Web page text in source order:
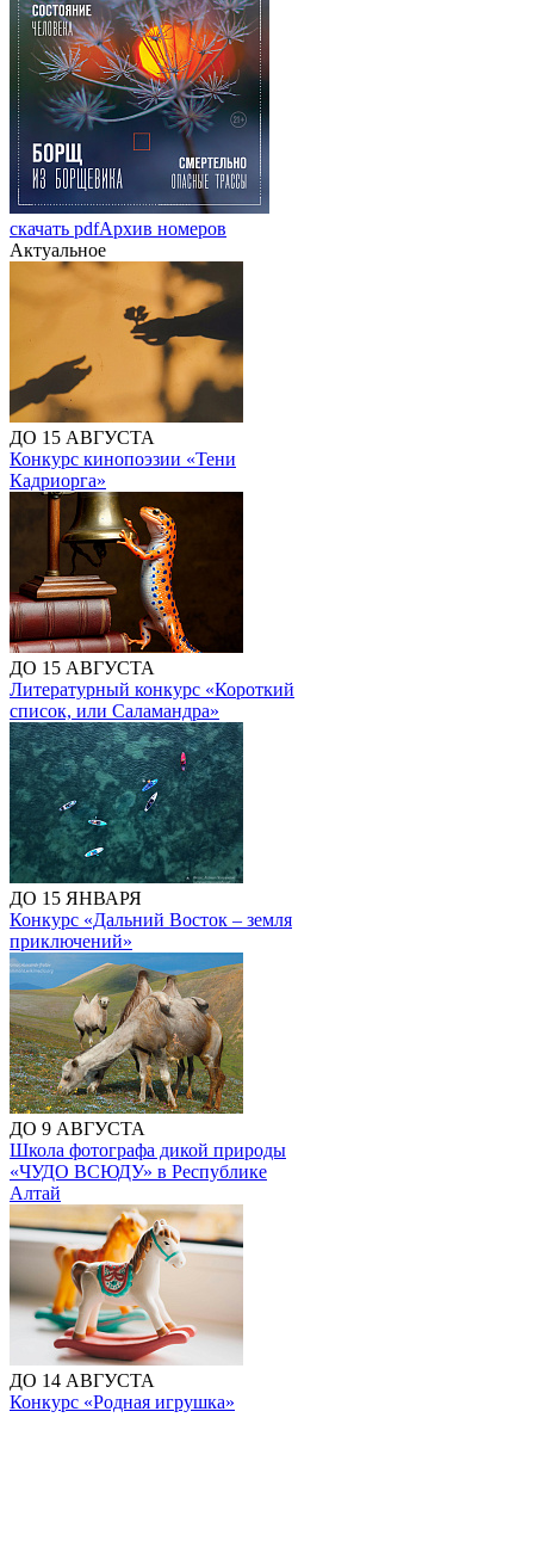
скачать pdfАрхив номеров
Актуальное
ДО 15 АВГУСТА
Конкурс кинопоэзии «Тени
Кадриорга»
ДО 15 АВГУСТА
Литературный конкурс «Короткий
список, или Саламандра»
ДО 15 ЯНВАРЯ
Конкурс «Дальний Восток – земля
приключений»
ДО 9 АВГУСТА
Школа фотографа дикой природы
«ЧУДО ВСЮДУ» в Республике
Алтай
ДО 14 АВГУСТА
Конкурс «Родная игрушка»